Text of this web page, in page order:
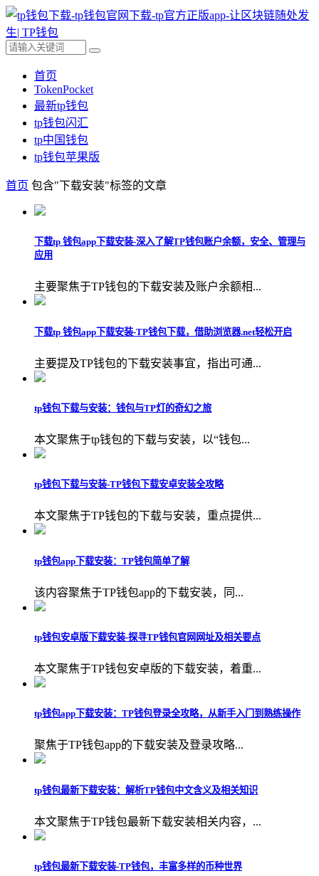
首页
TokenPocket
最新tp钱包
tp钱包闪汇
tp中国钱包
tp钱包苹果版
首页 包含"下载安装"标签的文章
下载tp 钱包app下载安装-深入了解TP钱包账户余额，安全、管理与
应用
主要聚焦于TP钱包的下载安装及账户余额相...
下载tp 钱包app下载安装-TP钱包下载，借助浏览器.net轻松开启
主要提及TP钱包的下载安装事宜，指出可通...
tp钱包下载与安装：钱包与TP灯的奇幻之旅
本文聚焦于tp钱包的下载与安装，以“钱包...
tp钱包下载与安装-TP钱包下载安卓安装全攻略
本文聚焦于TP钱包的下载与安装，重点提供...
tp钱包app下载安装：TP钱包简单了解
该内容聚焦于TP钱包app的下载安装，同...
tp钱包安卓版下载安装-探寻TP钱包官网网址及相关要点
本文聚焦于TP钱包安卓版的下载安装，着重...
tp钱包app下载安装：TP钱包登录全攻略，从新手入门到熟练操作
聚焦于TP钱包app的下载安装及登录攻略...
tp钱包最新下载安装：解析TP钱包中文含义及相关知识
本文聚焦于TP钱包最新下载安装相关内容，...
tp钱包最新下载安装-TP钱包，丰富多样的币种世界